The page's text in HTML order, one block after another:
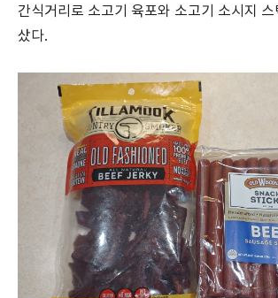
간식거리로 소고기 육포와 소고기 소시지
샀다.